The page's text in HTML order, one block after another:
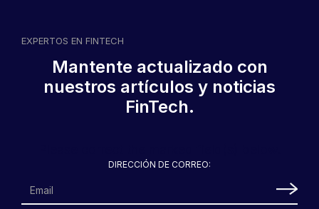
CoopeSanRamón Móvil
EXPERTOS EN FINTECH
Mantente actualizado con
nuestros artículos y noticias
FinTech.
DIRECCIÓN DE CORREO: